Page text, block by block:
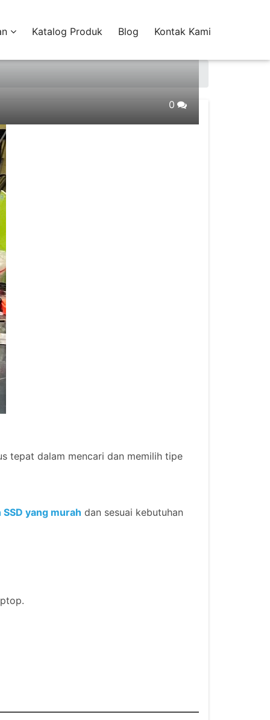
Katalog Produk Blog Kontak Kami
0
tepat dalam mencari dan memilih tipe
yang murah dan sesuai kebutuhan